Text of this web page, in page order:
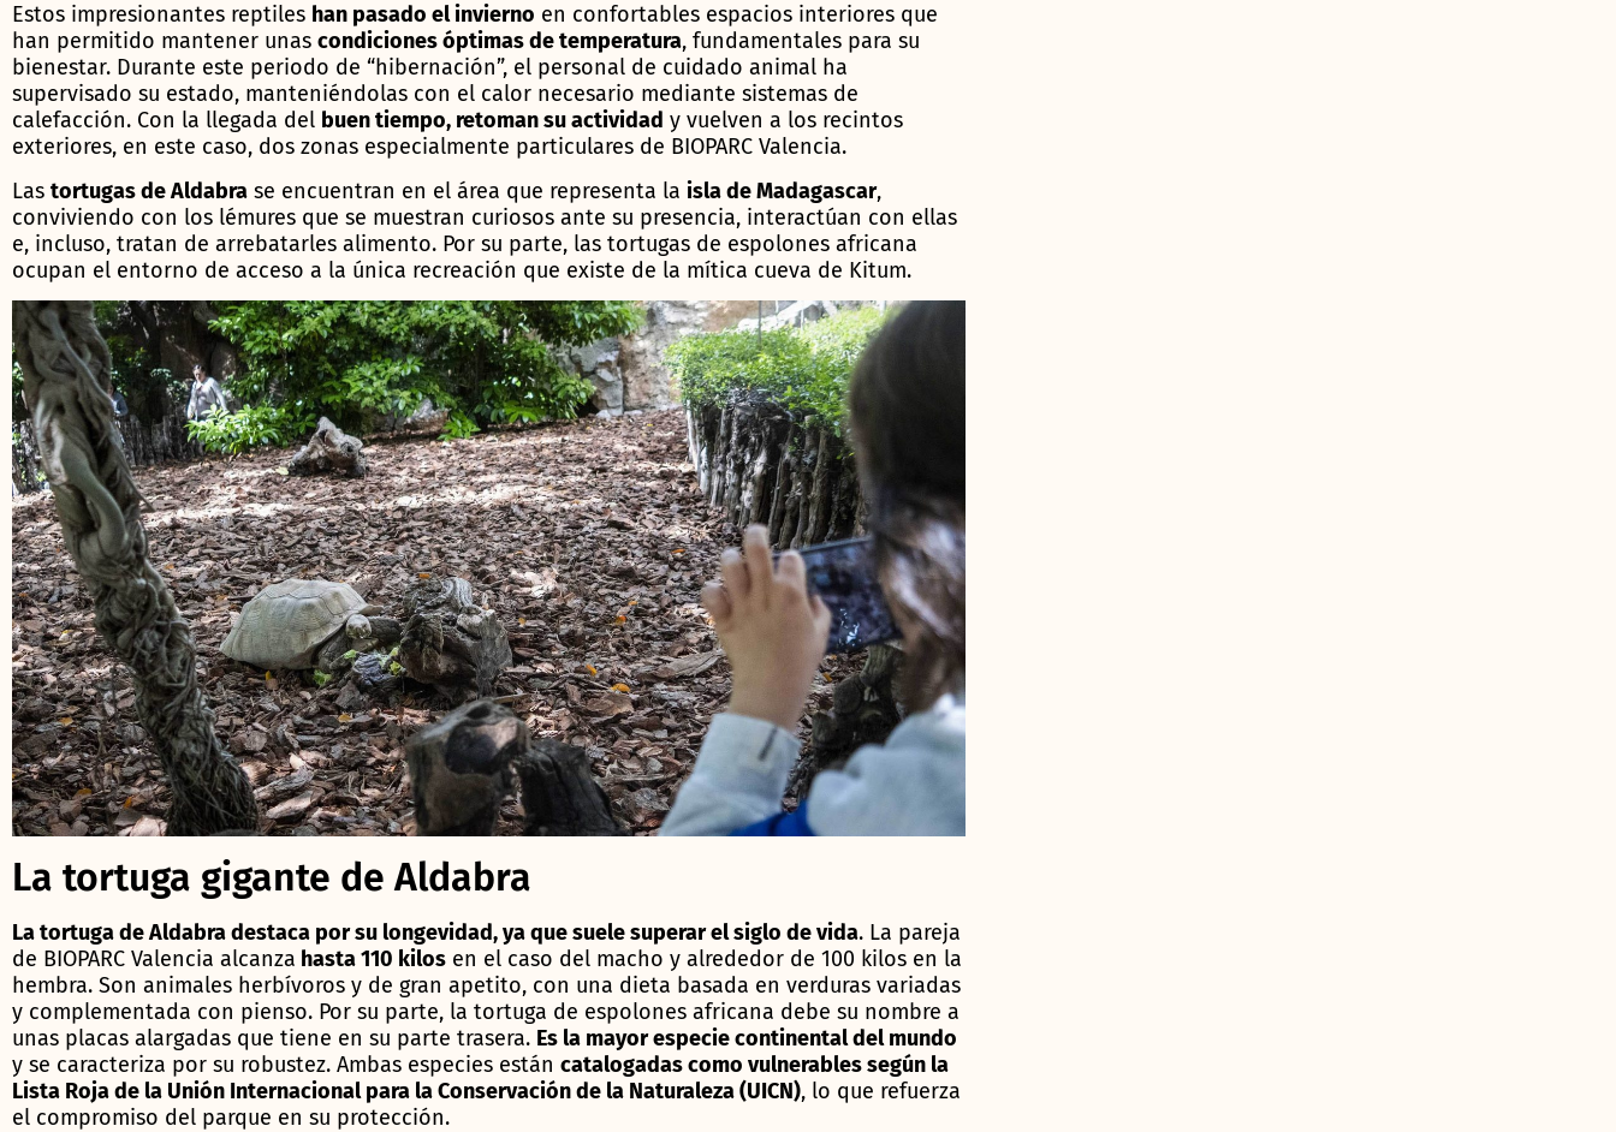
Estos impresionantes reptiles han pasado el invierno en confortables espacios interiores que
han permitido mantener unas condiciones óptimas de temperatura, fundamentales para su
bienestar. Durante este periodo de “hibernación”, el personal de cuidado animal ha
supervisado su estado, manteniéndolas con el calor necesario mediante sistemas de
calefacción. Con la llegada del buen tiempo, retoman su actividad y vuelven a los recintos
exteriores, en este caso, dos zonas especialmente particulares de BIOPARC Valencia.
Las tortugas de Aldabra se encuentran en el área que representa la isla de Madagascar,
conviviendo con los lémures que se muestran curiosos ante su presencia, interactúan con ellas
e, incluso, tratan de arrebatarles alimento. Por su parte, las tortugas de espolones africana
ocupan el entorno de acceso a la única recreación que existe de la mítica cueva de Kitum.
La tortuga gigante de Aldabra
La tortuga de Aldabra destaca por su longevidad, ya que suele superar el siglo de vida. La pareja
de BIOPARC Valencia alcanza hasta 110 kilos en el caso del macho y alrededor de 100 kilos en la
hembra. Son animales herbívoros y de gran apetito, con una dieta basada en verduras variadas
y complementada con pienso. Por su parte, la tortuga de espolones africana debe su nombre a
unas placas alargadas que tiene en su parte trasera. Es la mayor especie continental del mundo
y se caracteriza por su robustez. Ambas especies están catalogadas como vulnerables según la
Lista Roja de la Unión Internacional para la Conservación de la Naturaleza (UICN), lo que refuerza
el compromiso del parque en su protección.